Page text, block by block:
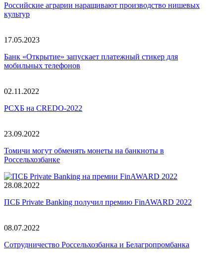
Российские аграрии наращивают производство нишевых
культур
17.05.2023
Банк «Открытие» запускает платежный стикер для
мобильных телефонов
02.11.2022
РСХБ на CREDO-2022
23.09.2022
Томичи могут обменять монеты на банкноты в
Россельхозбанке
28.08.2022
ПСБ Private Banking получил премию FinAWARD 2022
08.07.2022
Сотрудничество Россельхозбанка и Белагропромбанка